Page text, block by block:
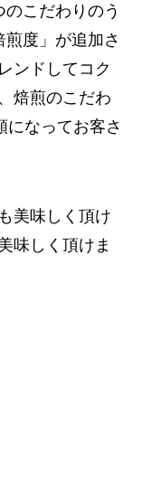
こだわりのう
度」が追加さ
ンドしてコク
焙煎のこだわ
になってお客さ
美味しく頂け
味しく頂けま